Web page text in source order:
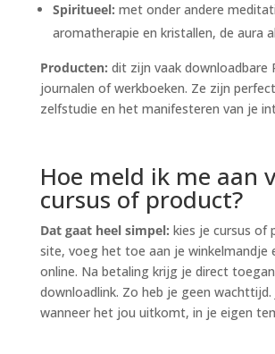
Spiritueel: met onder andere
aromatherapie en kristallen, de aura
Producten: dit zijn vaak downloadbare
journalen of werkboeken. Ze zijn
zelfstudie en het manifesteren van je
Hoe meld ik me aan
cursus of product?
Dat gaat heel simpel: kies je cursus of
site, voeg het toe aan je winkelmandje
online. Na betaling krijg je direct
downloadlink. Zo heb je geen wachttijd.
wanneer het jou uitkomt, in je eigen